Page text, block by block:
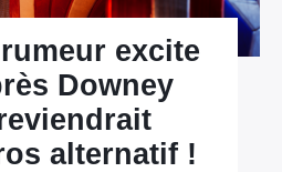
excite
Downey
alternatif !